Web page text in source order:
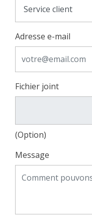
Adresse e-mail
Fichier joint
(Option)
Message